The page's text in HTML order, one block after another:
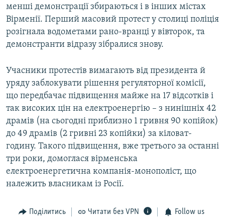
менші демонстрації збираються і в інших містах
Вірменії. Перший масовий протест у столиці поліція
розігнала водометами рано-вранці у вівторок, та
демонстранти відразу зібралися знову.
Учасники протестів вимагають від президента й
уряду заблокувати рішення регуляторної комісії,
що передбачає підвищення майже на 17 відсотків і
так високих цін на електроенергію – з нинішніх 42
драмів (на сьогодні приблизно 1 гривня 90 копійок)
до 49 драмів (2 гривні 23 копійки) за кіловат-
годину. Такого підвищення, вже третього за останні
три роки, домоглася вірменська
електроенергетична компанія-монополіст, що
належить власникам із Росії.
Поділитись Читати без VPN Follow us